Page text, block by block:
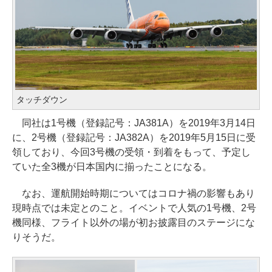
タッチダウン
同社は1号機（登録記号：JA381A）を2019年3月14日
に、2号機（登録記号：JA382A）を2019年5月15日に受
領しており、今回3号機の受領・到着をもって、予定し
ていた全3機が日本国内に揃ったことになる。
なお、運航開始時期についてはコロナ禍の影響もあり
現時点では未定とのこと。イベントで人気の1号機、2号
機同様、フライト以外の場が初お披露目のステージにな
りそうだ。